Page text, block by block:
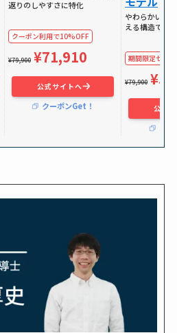
返りのしやすさに特化
クーポン利用で10%OFF
¥79,900 ¥71,910
公式サイトへ
クーポンGet！
やわらかい独
える構造で体
期間限定セー
¥79,900
公式